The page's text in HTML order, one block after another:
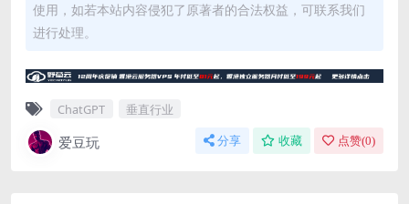
使用，如若本站内容侵犯了原著者的合法权益，可联系我们
进行处理。
ChatGPT 垂直行业
爱豆玩 分享 收藏 点赞(0)